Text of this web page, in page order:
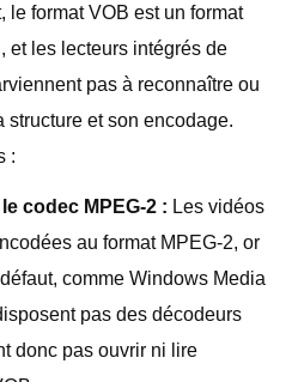
le format VOB est un format
et les lecteurs intégrés de
pas à reconnaître ou
structure et son encodage.
:
codec MPEG-2 : Les vidéos
au format MPEG-2, or
comme Windows Media
pas des décodeurs
donc pas ouvrir ni lire